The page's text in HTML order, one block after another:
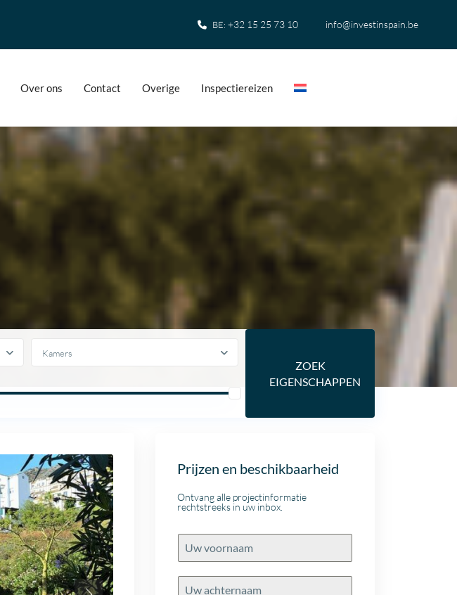
BE:+32 15 25 73 10 info@investinspain.be
Over ons Contact Overige Inspectiereizen
Kamers
Prijzen en beschikbaarheid
Ontvang alle projectinformatie
rechtstreeks in uw inbox.